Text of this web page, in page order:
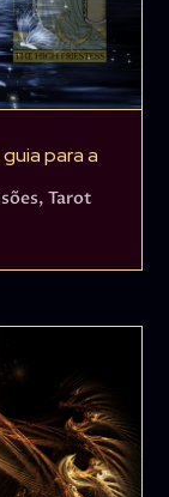
para a
,Tarot